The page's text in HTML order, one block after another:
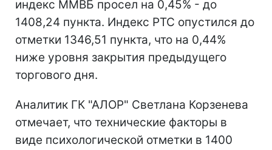
индекс ММВБ просел на 0,45% - до
1408,24 пункта. Индекс РТС опустился до
отметки 1346,51 пункта, что на 0,44%
ниже уровня закрытия предыдущего
торгового дня.
Аналитик ГК "АЛОР" Светлана Корзенева
отмечает, что технические факторы в
виде психологической отметки в 1400